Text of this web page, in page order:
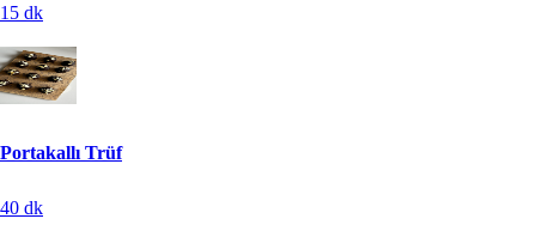
15 dk
Portakallı Trüf
40 dk